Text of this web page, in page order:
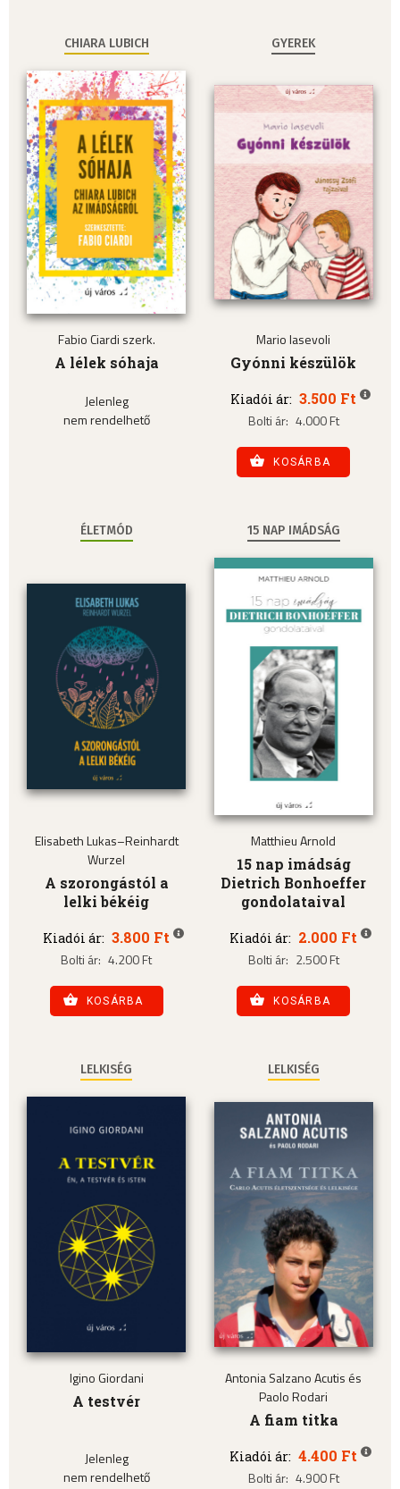
CHIARA LUBICH
Fabio Ciardi szerk.
A lélek sóhaja
Jelenleg
nem rendelhető
GYEREK
Mario Iasevoli
Gyónni készülök
Kiadói ár: 3.500 Ft
Bolti ár: 4.000 Ft
KOSÁRBA
ÉLETMÓD
Elisabeth Lukas–Reinhardt
Wurzel
A szorongástól a
lelki békéig
Kiadói ár: 3.800 Ft
Bolti ár: 4.200 Ft
KOSÁRBA
15 NAP IMÁDSÁG
Matthieu Arnold
15 nap imádság
Dietrich Bonhoeffer
gondolataival
Kiadói ár: 2.000 Ft
Bolti ár: 2.500 Ft
KOSÁRBA
LELKISÉG
Igino Giordani
A testvér
Jelenleg
nem rendelhető
LELKISÉG
Antonia Salzano Acutis és
Paolo Rodari
A fiam titka
Kiadói ár: 4.400 Ft
Bolti ár: 4.900 Ft